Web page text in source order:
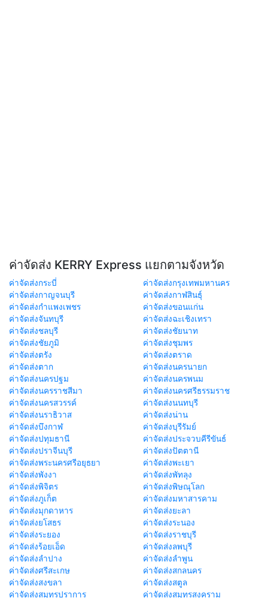
ค่าจัดส่ง KERRY Express แยกตามจังหวัด
ค่าจัดส่งกระบี่
ค่าจัดส่งกรุงเทพมหานคร
ค่าจัดส่งกาญจนบุรี
ค่าจัดส่งกาฬสินธุ์
ค่าจัดส่งกำแพงเพชร
ค่าจัดส่งขอนแก่น
ค่าจัดส่งจันทบุรี
ค่าจัดส่งฉะเชิงเทรา
ค่าจัดส่งชลบุรี
ค่าจัดส่งชัยนาท
ค่าจัดส่งชัยภูมิ
ค่าจัดส่งชุมพร
ค่าจัดส่งตรัง
ค่าจัดส่งตราด
ค่าจัดส่งตาก
ค่าจัดส่งนครนายก
ค่าจัดส่งนครปฐม
ค่าจัดส่งนครพนม
ค่าจัดส่งนครราชสีมา
ค่าจัดส่งนครศรีธรรมราช
ค่าจัดส่งนครสวรรค์
ค่าจัดส่งนนทบุรี
ค่าจัดส่งนราธิวาส
ค่าจัดส่งน่าน
ค่าจัดส่งบึงกาฬ
ค่าจัดส่งบุรีรัมย์
ค่าจัดส่งปทุมธานี
ค่าจัดส่งประจวบคีรีขันธ์
ค่าจัดส่งปราจีนบุรี
ค่าจัดส่งปัตตานี
ค่าจัดส่งพระนครศรีอยุธยา
ค่าจัดส่งพะเยา
ค่าจัดส่งพังงา
ค่าจัดส่งพัทลุง
ค่าจัดส่งพิจิตร
ค่าจัดส่งพิษณุโลก
ค่าจัดส่งภูเก็ต
ค่าจัดส่งมหาสารคาม
ค่าจัดส่งมุกดาหาร
ค่าจัดส่งยะลา
ค่าจัดส่งยโสธร
ค่าจัดส่งระนอง
ค่าจัดส่งระยอง
ค่าจัดส่งราชบุรี
ค่าจัดส่งร้อยเอ็ด
ค่าจัดส่งลพบุรี
ค่าจัดส่งลำปาง
ค่าจัดส่งลำพูน
ค่าจัดส่งศรีสะเกษ
ค่าจัดส่งสกลนคร
ค่าจัดส่งสงขลา
ค่าจัดส่งสตูล
ค่าจัดส่งสมุทรปราการ
ค่าจัดส่งสมุทรสงคราม